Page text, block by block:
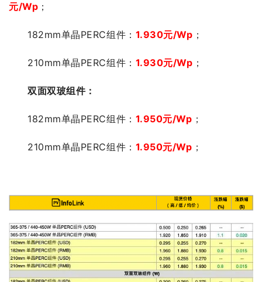
元/Wp ；
182mm单晶PERC组件： 1.930元/Wp ；
210mm单晶PERC组件： 1.930元/Wp ；
双面双玻组件：
182mm单晶PERC组件： 1.950元/Wp ；
210mm单晶PERC组件： 1.950元/Wp ；